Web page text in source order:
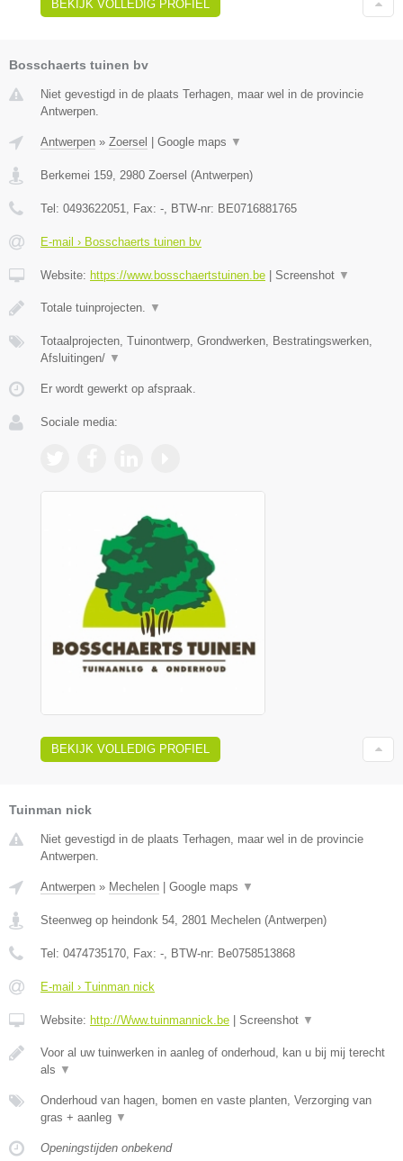
BEKIJK VOLLEDIG PROFIEL
Bosschaerts tuinen bv
Niet gevestigd in de plaats Terhagen, maar wel in de provincie
Antwerpen.
Antwerpen » Zoersel Google maps ▼
Berkemei 159, 2980 Zoersel (Antwerpen)
Tel: 0493622051, Fax: -, BTW-nr: BE0716881765
E-mail › Bosschaerts tuinen bv
Website: https://www.bosschaertstuinen.be Screenshot ▼
Totale tuinprojecten. ▼
Totaalprojecten, Tuinontwerp, Grondwerken, Bestratingswerken,
Afsluitingen/ ▼
Er wordt gewerkt op afspraak.
Sociale media:
BEKIJK VOLLEDIG PROFIEL
Tuinman nick
Niet gevestigd in de plaats Terhagen, maar wel in de provincie
Antwerpen.
Antwerpen » Mechelen Google maps ▼
Steenweg op heindonk 54, 2801 Mechelen (Antwerpen)
Tel: 0474735170, Fax: -, BTW-nr: Be0758513868
E-mail › Tuinman nick
Website: http://Www.tuinmannick.be Screenshot ▼
Voor al uw tuinwerken in aanleg of onderhoud, kan u bij mij terecht
als ▼
Onderhoud van hagen, bomen en vaste planten, Verzorging van
gras + aanleg ▼
Openingstijden onbekend